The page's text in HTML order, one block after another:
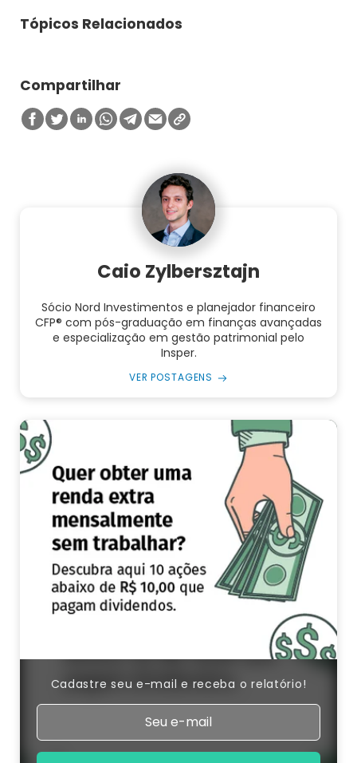
Tópicos Relacionados
Compartilhar
Caio Zylbersztajn
Sócio Nord Investimentos e planejador financeiro
CFP® com pós-graduação em finanças avançadas
e especialização em gestão patrimonial pelo
Insper.
VER POSTAGENS
Cadastre seu e-mail e receba o relatório!